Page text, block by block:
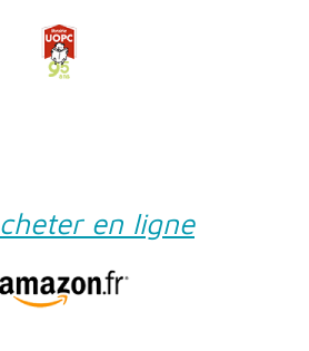
Acheter en ligne